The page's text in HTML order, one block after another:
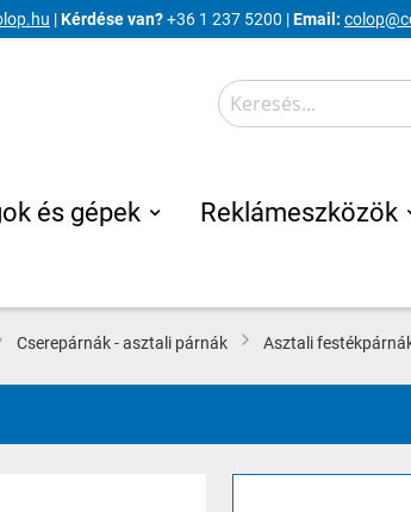
|Kérdése van?+36 1 237 5200 |Email:
Search
és gépek Reklámeszközök
Cserepárnák - asztali párnák Asztali